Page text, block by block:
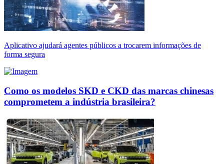
Aplicativo ajudará agentes públicos a trocarem informações de
forma segura
Como os modelos SKD e CKD das marcas chinesas
comprometem a indústria brasileira?